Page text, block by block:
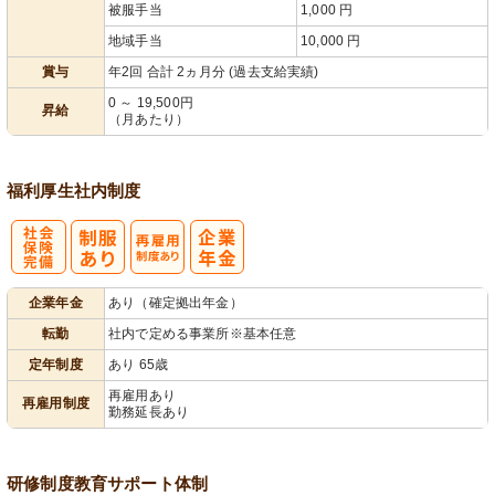
被服手当
1,000 円
地域手当
10,000 円
賞与
年2回 合計 2ヵ月分 (過去支給実績)
昇給
0 ～ 19,500円
（月あたり）
福利厚生社内制度
企業年金
あり（確定拠出年金）
転勤
社内で定める事業所※基本任意
定年制度
あり 65歳
再雇用制度
再雇用あり
勤務延長あり
研修制度教育サポート体制